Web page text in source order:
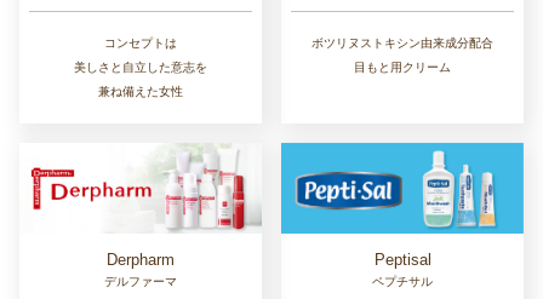
コンセプトは
美しさと自立した意志を
兼ね備えた女性
ボツリヌストキシン由来成分配合
目もと用クリーム
Derpharm
デルファーマ
Peptisal
ペプチサル